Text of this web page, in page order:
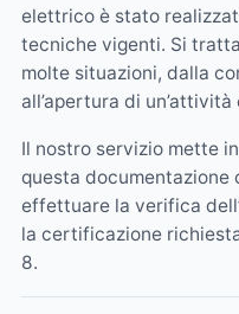
elettrico è stato
tecniche vigenti. Si
molte situazioni, dalla
all’apertura di
Il nostro servizio mette
questa
effettuare la verifica
la certificazione
8.